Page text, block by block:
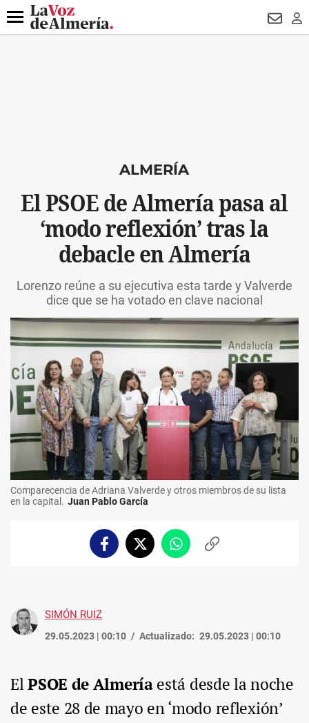
DESTACADO
Menú
ALMERÍA
El PSOE de Almería pasa al
‘modo reflexión’ tras la
debacle en Almería
Lorenzo reúne a su ejecutiva esta tarde y Valverde
dice que se ha votado en clave nacional
Comparecencia de Adriana Valverde y otros miembros de su lista
en la capital. Juan Pablo García
FacebookTwitterWhatsappCopiar
SIMÓN RUIZ
29.05.2023 | 00:10 Actualizado: 29.05.2023 | 00:10
ElPSOE de Almeríaestá desde la noche
de este 28 de mayo en ‘modo reflexión’